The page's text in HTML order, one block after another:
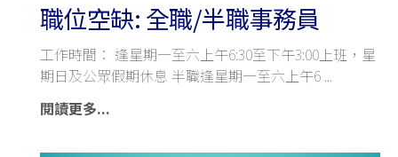
職位空缺: 全職/半職事務員
工作時間： 逢星期一至六上午6:30至下午3:00上班，星
期日及公眾假期休息 半職逢星期一至六上午6
閱讀更多...